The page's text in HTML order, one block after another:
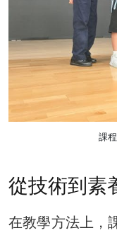
課
從技術到素
在教學方法上，